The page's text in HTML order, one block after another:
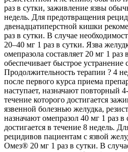
раз в сутки, заживление язвы
недель. Для предотвращения
двенадцатиперстной кишки
раз в сутки. В случае
20–40 мг 1 раз в сутки. Язва
омепразола составляет 20 мг 1 раз
обеспечивает быстрое устранение
Продолжительность терапии ? 4
после первого курса приема
наступает, назначают повторный
течение которого достигается
язвенной болезнью желудка,
назначают омепразол 40 мг 1 раз
достигается в течение 8 недель.
рецидивов пациентам с язвой
Омез® 20 мг 1 раз в сутки. В